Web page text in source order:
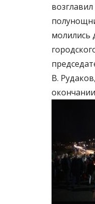
молились
В.